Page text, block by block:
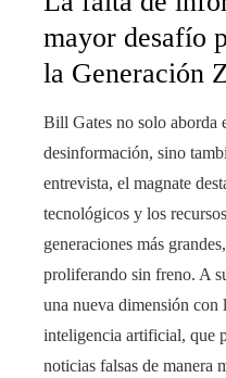
mayor desafío
la Generación
Bill Gates no solo aborda
desinformación, sino
entrevista, el magnate
tecnológicos y los
generaciones más
proliferando sin freno. A
una nueva dimensión con
inteligencia artificial, que
noticias falsas de manera